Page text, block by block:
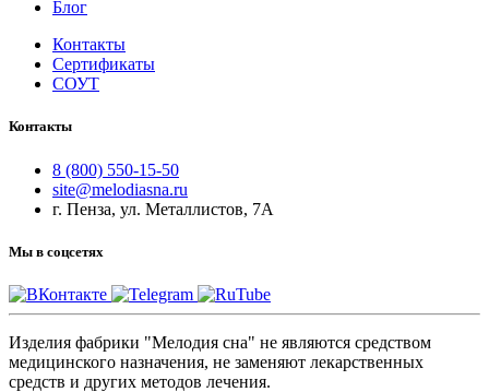
Блог
Контакты
Сертификаты
СОУТ
Контакты
8 (800) 550-15-50
site@melodiasna.ru
г. Пенза, ул. Металлистов, 7А
Мы в соцсетях
Изделия фабрики "Мелодия сна" не являются средством
медицинского назначения, не заменяют лекарственных
средств и других методов лечения.